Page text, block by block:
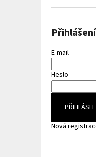
Přihlášení
E-mail
Heslo
Nová